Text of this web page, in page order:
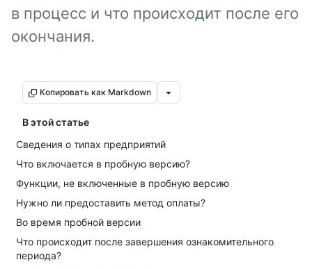
в процесс и что происходит после его
окончания.
Копировать как Markdown
В этой статье
Сведения о типах предприятий
Что включается в пробную версию?
Функции, не включенные в пробную версию
Нужно ли предоставить метод оплаты?
Во время пробной версии
Что происходит после завершения ознакомительного
периода?